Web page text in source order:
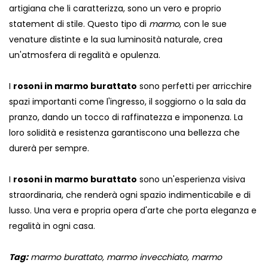
artigiana che li caratterizza, sono un vero e proprio
statement di stile. Questo tipo di marmo, con le sue
venature distinte e la sua luminosità naturale, crea
un'atmosfera di regalità e opulenza.
I rosoni in marmo burattato sono perfetti per arricchire
spazi importanti come l'ingresso, il soggiorno o la sala da
pranzo, dando un tocco di raffinatezza e imponenza. La
loro solidità e resistenza garantiscono una bellezza che
durerà per sempre.
I rosoni in marmo burattato sono un'esperienza visiva
straordinaria, che renderà ogni spazio indimenticabile e di
lusso. Una vera e propria opera d'arte che porta eleganza e
regalità in ogni casa.
Tag:marmo burattato, marmo invecchiato, marmo